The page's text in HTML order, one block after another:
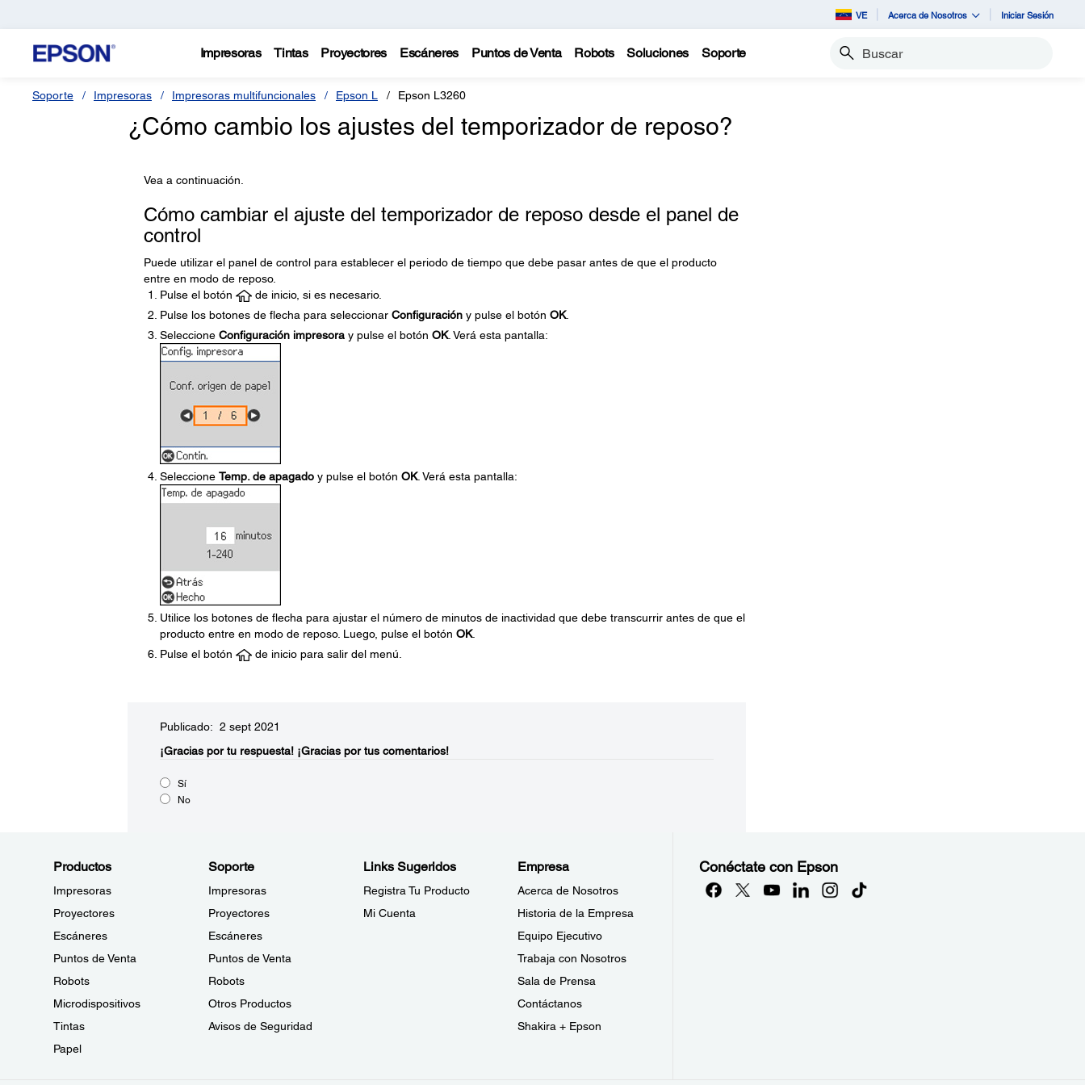
VE Acerca de Nosotros Iniciar Sesión
Impresoras Tintas Proyectores Escáneres Puntos de Venta Robots Soluciones Soporte Buscar
Soporte Impresoras Impresoras multifuncionales Epson L Epson L3260
¿Cómo cambio los ajustes del temporizador de reposo?
Vea a continuación.
Cómo cambiar el ajuste del temporizador de reposo desde el panel de
control
Puede utilizar el panel de control para establecer el periodo de tiempo que debe pasar antes de que el producto
entre en modo de reposo.
Pulse el botón
de inicio, si es necesario.
Pulse los botones de flecha para seleccionar Configuracióny pulse el botón OK.
Seleccione Configuración impresoray pulse el botón OK. Verá esta pantalla:
Seleccione Temp. de apagadoy pulse el botón OK. Verá esta pantalla:
Utilice los botones de flecha para ajustar el número de minutos de inactividad que debe transcurrir antes de que el
producto entre en modo de reposo. Luego, pulse el botón OK.
Pulse el botón
de inicio para salir del menú.
Publicado: 2 sept 2021
¡Gracias por tu respuesta! ¡Gracias por tus comentarios!
Sí
No
Productos
Impresoras
Proyectores
Escáneres
Puntos de Venta
Robots
Microdispositivos
Tintas
Papel
Soporte
Impresoras
Proyectores
Escáneres
Puntos de Venta
Robots
Otros Productos
Avisos de Seguridad
Links Sugeridos
Registra Tu Producto
Mi Cuenta
Empresa
Acerca de Nosotros
Historia de la Empresa
Equipo Ejecutivo
Trabaja con Nosotros
Sala de Prensa
Contáctanos
Shakira + Epson
Conéctate con Epson